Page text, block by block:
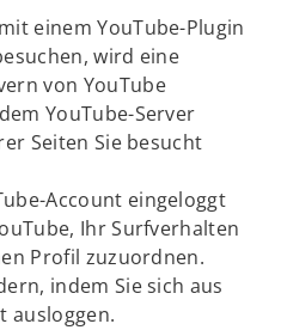
einem YouTube-Plugin
wird eine
von YouTube
YouTube-Server
Seiten Sie besucht
Account eingeloggt
Ihr Surfverhalten
Profil zuzuordnen.
indem Sie sich aus
ausloggen.